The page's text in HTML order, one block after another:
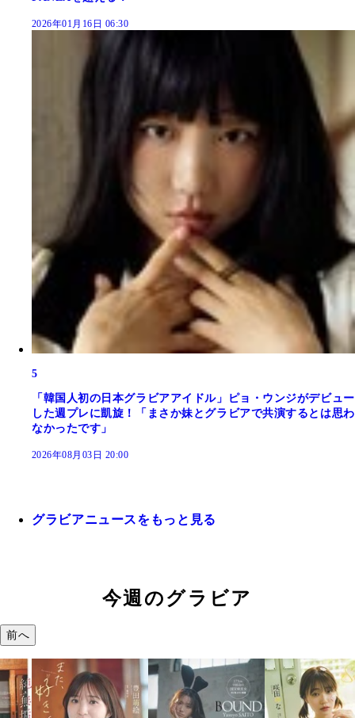
2026年01月16日 06:30
5
「韓国人初の日本グラビアアイドル」ピョ・ウンジがデビュー
した週プレに凱旋！「まさか妹とグラビアで共演するとは思わ
なかったです」
2026年08月03日 20:00
グラビアニュースをもっと見る
今週のグラビア
前へ